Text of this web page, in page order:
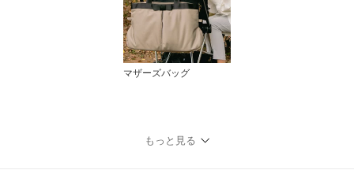
マザーズバッグ
もっと見る